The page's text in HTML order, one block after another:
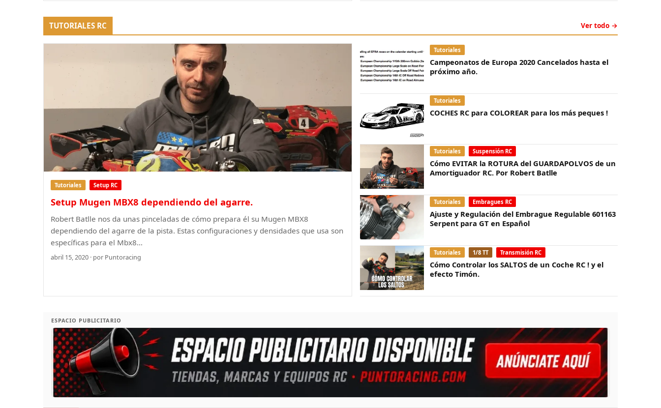
TUTORIALES RC Ver todo →
Tutoriales Setup RC
Setup Mugen MBX8 dependiendo del agarre.
Robert Batlle nos da unas pinceladas de cómo prepara él su Mugen MBX8
dependiendo del agarre de la pista. Estas configuraciones y densidades que usa son
específicas para el Mbx8…
abril 15, 2020 · por Puntoracing
Tutoriales
Campeonatos de Europa 2020 Cancelados hasta el
próximo año.
Tutoriales
COCHES RC para COLOREAR para los más peques !
Tutoriales Suspensión RC
Cómo EVITAR la ROTURA del GUARDAPOLVOS de un
Amortiguador RC. Por Robert Batlle
Tutoriales Embragues RC
Ajuste y Regulación del Embrague Regulable 601163
Serpent para GT en Español
Tutoriales 1/8 TT Transmisión RC
Cómo Controlar los SALTOS de un Coche RC ! y el
efecto Timón.
ESPACIO PUBLICITARIO